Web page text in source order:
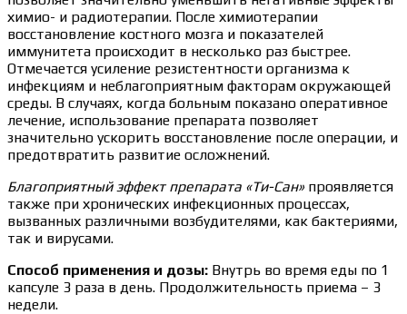
химио- и радиотерапии. После химиотерапии
восстановление костного мозга и показателей
иммунитета происходит в несколько раз быстрее.
Отмечается усиление резистентности организма к
инфекциям и неблагоприятным факторам окружающей
среды. В случаях, когда больным показано оперативное
лечение, использование препарата позволяет
значительно ускорить восстановление после операции, и
предотвратить развитие осложнений.
Благоприятный эффект препарата «Ти-Сан»проявляется
также при хронических инфекционных процессах,
вызванных различными возбудителями, как бактериями,
так и вирусами.
Способ применения и дозы: Внутрь во время еды по 1
капсуле 3 раза в день. Продолжительность приема – 3
недели.